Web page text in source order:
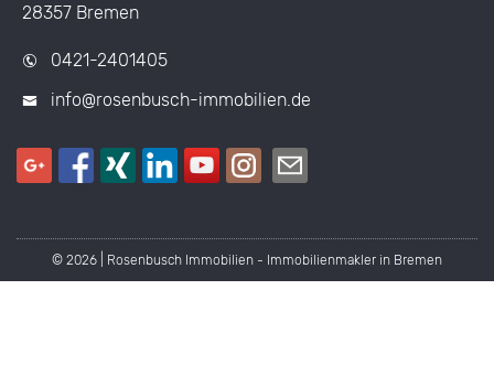
28357 Bremen
0421-2401405
info@rosenbusch-immobilien.de
© 2026 | Rosenbusch Immobilien - Immobilienmakler in Bremen